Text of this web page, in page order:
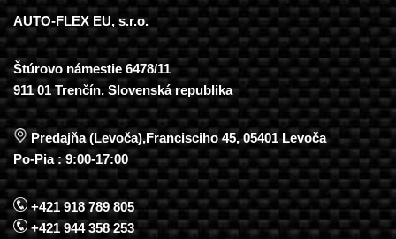
AUTO-FLEX EU, s.r.o.
Štúrovo námestie 6478/11
911 01 Trenčín, Slovenská republika
Predajňa (Levoča),Francisciho 45, 05401 Levoča
Po-Pia : 9:00-17:00
+421 918 789 805
+421 944 358 253